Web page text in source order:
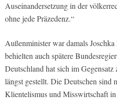
Auseinandersetzung in der
ohne jede Präzedenz.“
Außenminister war damals
behielten auch spätere
Deutschland hat sich im
längst gestellt. Die Deutschen sind
Klientelismus und Misswirtschaft